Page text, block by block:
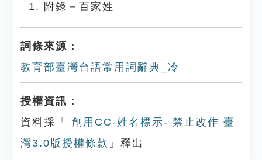
附錄－百家姓
詞條來源：
教育部臺灣台語常用詞辭典_冷
授權資訊：
資料採「
創用CC-姓名標示- 禁止改作 臺
灣3.0版授權條款 」釋出